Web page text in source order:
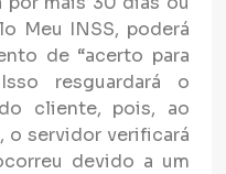
Meu INSS, poderá
de “acerto para
resguardará o
cliente, pois, ao
o servidor verificará
devido a um